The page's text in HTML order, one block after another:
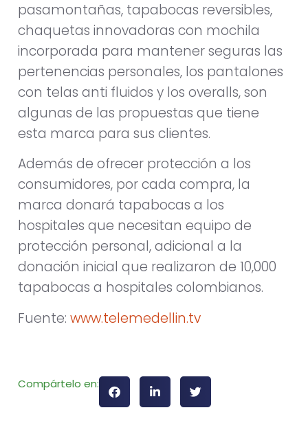
pasamontañas, tapabocas reversibles,
chaquetas innovadoras con mochila
incorporada para mantener seguras las
pertenencias personales, los pantalones
con telas anti fluidos y los overalls, son
algunas de las propuestas que tiene
esta marca para sus clientes.
Además de ofrecer protección a los
consumidores, por cada compra, la
marca donará tapabocas a los
hospitales que necesitan equipo de
protección personal, adicional a la
donación inicial que realizaron de 10,000
tapabocas a hospitales colombianos.
Fuente: www.telemedellin.tv
Compártelo en: